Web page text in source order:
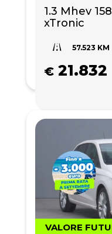
1.3 Mhev
xTronic
57.523 KM
€ 21.832
VALORE